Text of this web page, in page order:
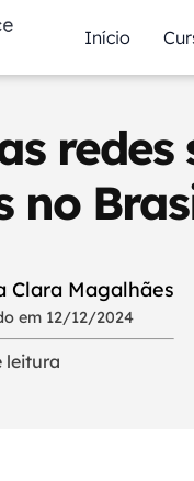
Início
redes
no
Clara Magalhães
em 12/12/2024
leitura